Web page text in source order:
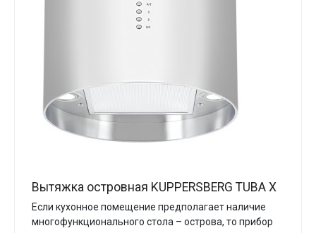
Вытяжка островная KUPPERSBERG TUBA X
Если кухонное помещение предполагает наличие
многофункционального стола – острова, то прибор